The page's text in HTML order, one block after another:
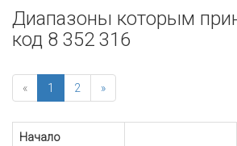
Диапазоны которым
код 8 352 316
« 1 2 »
Начало